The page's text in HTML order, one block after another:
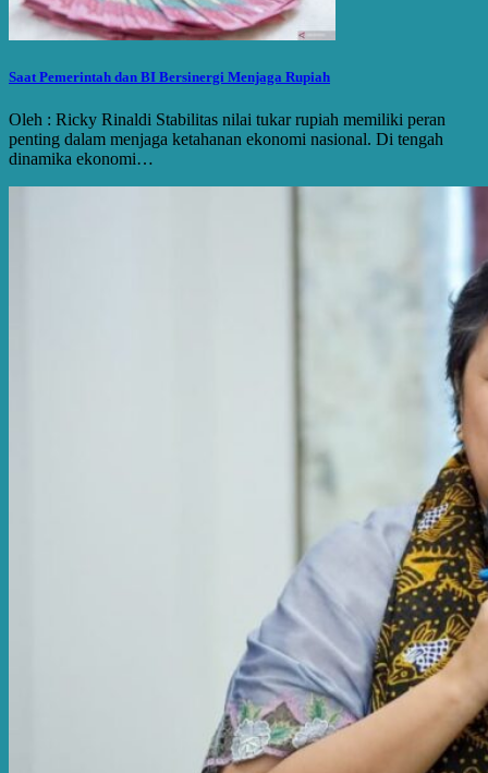
Saat Pemerintah dan BI Bersinergi Menjaga Rupiah
Oleh : Ricky Rinaldi Stabilitas nilai tukar rupiah memiliki peran
penting dalam menjaga ketahanan ekonomi nasional. Di tengah
dinamika ekonomi…